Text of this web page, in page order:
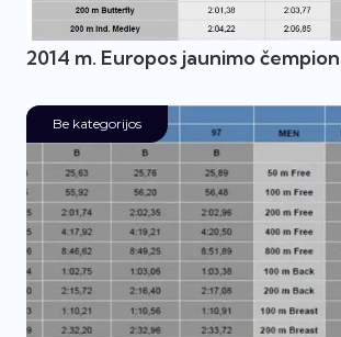
2014 m. Europos jaunimo
Be kategorijos